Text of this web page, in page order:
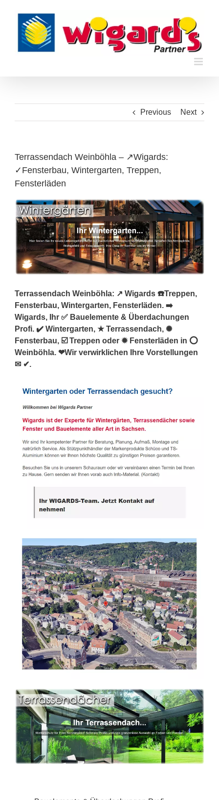
content
Previous Next
Terrassendach Weinböhla – ↗️Wigards:
✓Fensterbau, Wintergarten, Treppen,
Fensterläden
Terrassendach Weinböhla: ↗️ Wigards ☎️Treppen,
Fensterbau, Wintergarten, Fensterläden. ➡️
Wigards, Ihr ✅ Bauelemente & Überdachungen
Profi. ✔️ Wintergarten, ★ Terrassendach, ✺
Fensterbau, ☑️ Treppen oder ✹ Fensterläden in ⭕
Weinböhla. ❤Wir verwirklichen Ihre Vorstellungen
✉ ✔.